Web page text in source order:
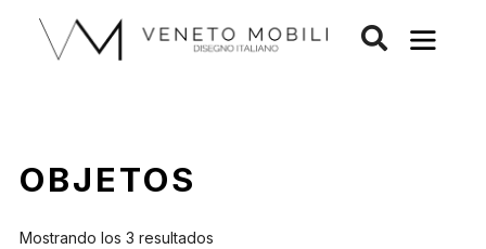
contenido
OBJETOS
Mostrando los 3 resultados